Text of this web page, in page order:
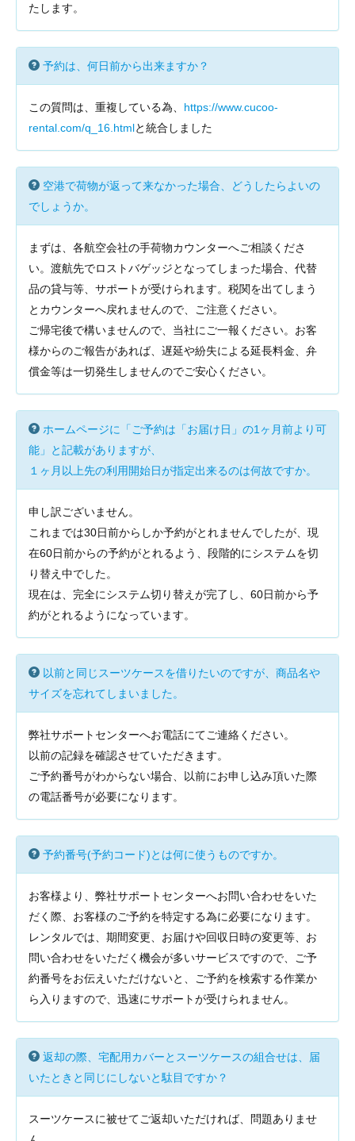
たします。
予約は、何日前から出来ますか？
この質問は、重複している為、 https://www.cucoo-
rental.com/q_16.htmlと統合しました
空港で荷物が返って来なかった場合、どうしたらよいの
でしょうか。
まずは、各航空会社の手荷物カウンターへご相談くださ
い。渡航先でロストバゲッジとなってしまった場合、代替
品の貸与等、サポートが受けられます。税関を出てしまう
とカウンターへ戻れませんので、ご注意ください。
ご帰宅後で構いませんので、当社にご一報ください。お客
様からのご報告があれば、遅延や紛失による延長料金、弁
償金等は一切発生しませんのでご安心ください。
ホームページに「ご予約は「お届け日」の1ヶ月前より可
能」と記載がありますが、
１ヶ月以上先の利用開始日が指定出来るのは何故ですか。
申し訳ございません。
これまでは30日前からしか予約がとれませんでしたが、現
在60日前からの予約がとれるよう、段階的にシステムを切
り替え中でした。
現在は、完全にシステム切り替えが完了し、60日前から予
約がとれるようになっています。
以前と同じスーツケースを借りたいのですが、商品名や
サイズを忘れてしまいました。
弊社サポートセンターへお電話にてご連絡ください。
以前の記録を確認させていただきます。
ご予約番号がわからない場合、以前にお申し込み頂いた際
の電話番号が必要になります。
予約番号(予約コード)とは何に使うものですか。
お客様より、弊社サポートセンターへお問い合わせをいた
だく際、お客様のご予約を特定する為に必要になります。
レンタルでは、期間変更、お届けや回収日時の変更等、お
問い合わせをいただく機会が多いサービスですので、ご予
約番号をお伝えいただけないと、ご予約を検索する作業か
ら入りますので、迅速にサポートが受けられません。
返却の際、宅配用カバーとスーツケースの組合せは、届
いたときと同じにしないと駄目ですか？
スーツケースに被せてご返却いただければ、問題ありませ